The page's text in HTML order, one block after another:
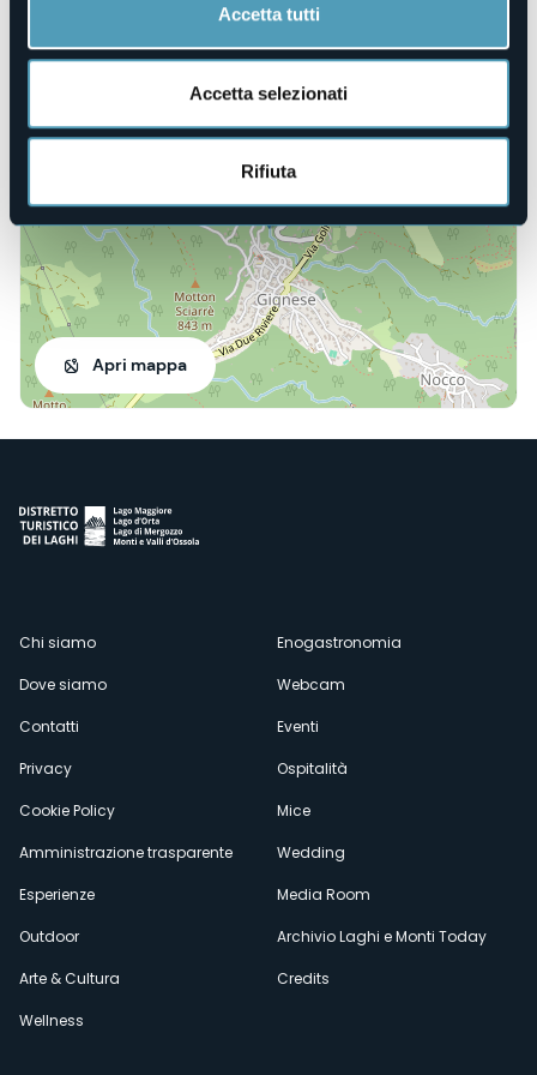
Accetta tutti
Accetta selezionati
Rifiuta
Apri mappa
Menù
secondario
Chi siamo
Dove siamo
Contatti
Privacy
Cookie Policy
Amministrazione trasparente
Esperienze
Outdoor
Arte & Cultura
Wellness
Enogastronomia
Webcam
Eventi
Ospitalità
Mice
Wedding
Media Room
Archivio Laghi e Monti Today
Credits